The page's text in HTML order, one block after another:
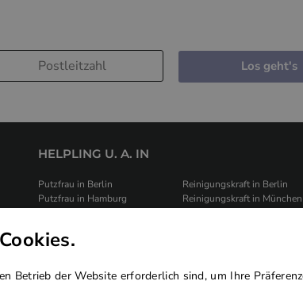
Los geht's
HELPLING U. A. IN
Putzfrau in Berlin
Putzfrau in Hamburg
Haushaltshilfe in München
Reinigungskraft in Berlin
Reinigungskraft in München
Betrieb der Website erforderlich sind, um Ihre